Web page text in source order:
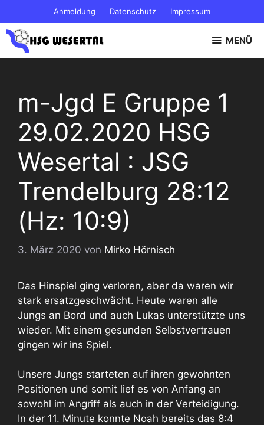
Inhalt
springen
Anmeldung Datenschutz Impressum
MENÜ
m-Jgd E Gruppe 1
29.02.2020 HSG
Wesertal : JSG
Trendelburg 28:12
(Hz: 10:9)
3. März 2020 von Mirko Hörnisch
Das Hinspiel ging verloren, aber da waren wir
stark ersatzgeschwächt. Heute waren alle
Jungs an Bord und auch Lukas unterstützte uns
wieder. Mit einem gesunden Selbstvertrauen
gingen wir ins Spiel.
Unsere Jungs starteten auf ihren gewohnten
Positionen und somit lief es von Anfang an
sowohl im Angriff als auch in der Verteidigung.
In der 11. Minute konnte Noah bereits das 8:4